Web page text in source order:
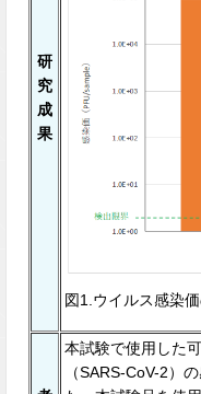
研
究
成
果
図1.ウイルス感染
本試験で使⽤した
（SARS-CoV-2）